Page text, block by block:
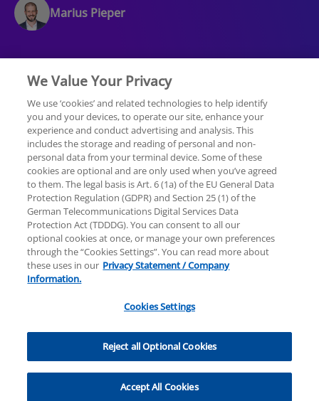
Marius Pieper
Rechtliche Hinweise Datenschutzerklärung
Hilfe Unternehmensangaben
© 2025 KPMG AG Wirtschaftsprüfungsgesellschaft,
eine Aktiengesellschaft nach deutschem Recht und
ein Mitglied der globalen KPMG-Organisation
unabhängiger Mitgliedsfirmen, die KPMG
International Limited, einer Private English Company
Limited by Guarantee, angeschlossen sind. Alle Rechte
vorbehalten. Für weitere Einzelheiten über die
Struktur der globalen Organisation von KPMG
https://home.kpmg/governance
We Value Your Privacy
We use ‘cookies’ and related technologies to help identify
you and your devices, to operate our site, enhance your
experience and conduct advertising and analysis. This
includes the storage and reading of personal and non-
personal data from your terminal device. Some of these
cookies are optional and are only used when you’ve agreed
to them. The legal basis is Art. 6 (1a) of the EU General Data
Protection Regulation (GDPR) and Section 25 (1) of the
German Telecommunications Digital Services Data
Protection Act (TDDDG). You can consent to all our
optional cookies at once, or manage your own preferences
through the “Cookies Settings”. You can read more about
these uses in our Privacy Statement / Company
Information.
Cookies Settings
Reject all Optional Cookies
Accept All Cookies